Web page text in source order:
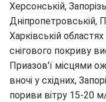
Херсонській,
Дніпропетровській,
Харківській
снігового покриву
Приазов'ї місцями
вночі у східних,
пориви вітру 15-20